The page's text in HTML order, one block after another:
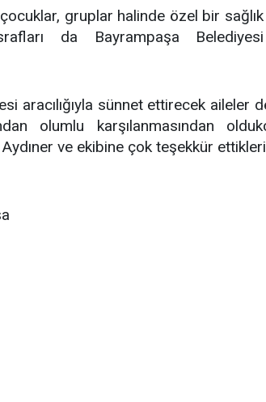
gruplar halinde özel bir
da Bayrampaşa Belediyesi
aracılığıyla sünnet ettirecek aileler
olumlu karşılanmasından
ve ekibine çok teşekkür